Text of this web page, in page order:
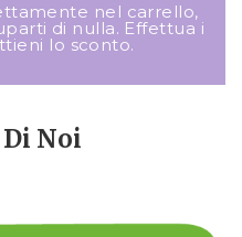
nel carrello,
di nulla. Effettua i
lo sconto.
Noi